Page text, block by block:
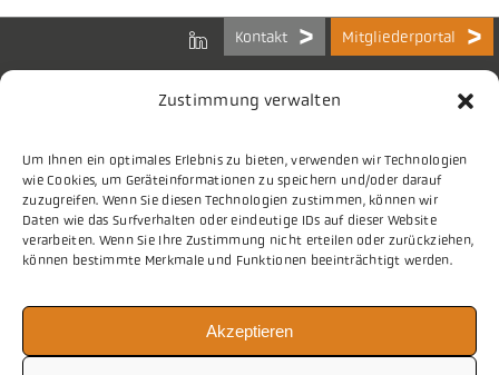
Zustimmung verwalten
Um Ihnen ein optimales Erlebnis zu bieten, verwenden wir Technologien
wie Cookies, um Geräteinformationen zu speichern und/oder darauf
zuzugreifen. Wenn Sie diesen Technologien zustimmen, können wir
Daten wie das Surfverhalten oder eindeutige IDs auf dieser Website
verarbeiten. Wenn Sie Ihre Zustimmung nicht erteilen oder zurückziehen,
können bestimmte Merkmale und Funktionen beeinträchtigt werden.
Akzeptieren
Kontakt Mitgliederportal
Bundes-Arbeitsgemeinschaft
der Kommunalen IT-Dienstleister e.V.
Charlottenstraße 65
10117 Berlin
Tel.030 2063 156 0
info@vitako.de